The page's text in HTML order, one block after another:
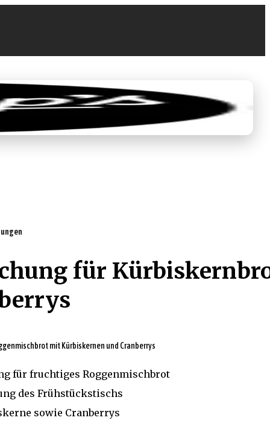
0,00 €
für
mit Kürbiskernen und Cranberrys
für fruchtiges Roggenmischbrot
des Frühstückstischs
sowie Cranberrys